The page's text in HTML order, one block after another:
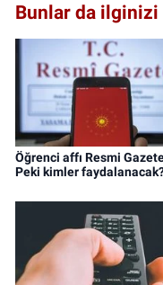
Bunlar da
Öğrenci affı Resmi
Peki kimler